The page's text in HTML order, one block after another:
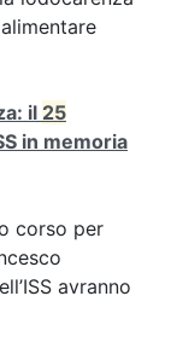
il 25
in memoria
corso per
avranno